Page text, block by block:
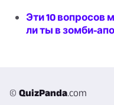
Эти 10 вопросов
ли ты в зомби-
© QuizPanda.com